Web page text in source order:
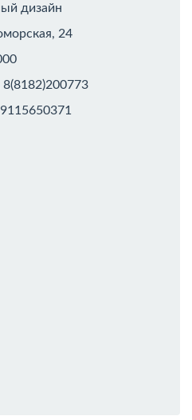
дизайн
24